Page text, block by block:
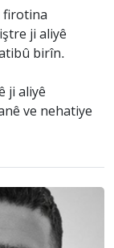
firotina
ji aliyê
birîn.
ji aliyê
ve nehatiye